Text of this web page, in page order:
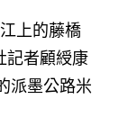
上的藤橋
記者顧綬康
派墨公路米